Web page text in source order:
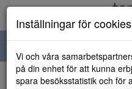
navigation
Inställningar för cookies
Vi och våra
på din enhet för att kunna
spara besöksstatistik och för